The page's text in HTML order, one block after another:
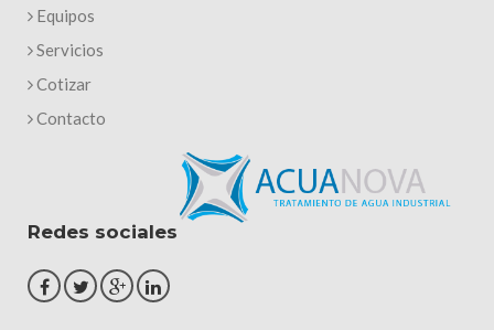
Equipos
Servicios
Cotizar
Contacto
Redes sociales